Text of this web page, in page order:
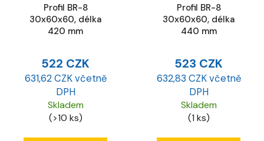
Profil BR-8
30x60x60, délka
420 mm
522 CZK
631,62 CZK včetně
DPH
Skladem
(>10 ks)
Profil BR-8
30x60x60, délka
440 mm
523 CZK
632,83 CZK včetně
DPH
Skladem
(1 ks)